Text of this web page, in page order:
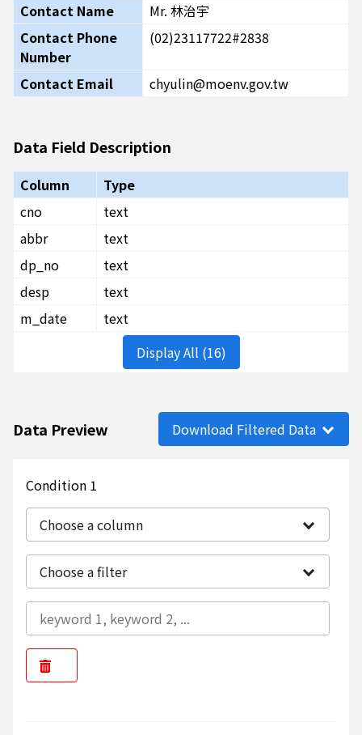
Contact Name
Mr. 林治宇
Contact Phone
Number
(02)23117722#2838
Contact Email chyulin@moenv.gov.tw
Data Field Description
Column
Type
cno
text
abbr
text
dp_no
text
desp
text
m_date
text
Display All (16)
Data Preview Download Filtered Data
Condition 1
Choose a column
Choose a filter